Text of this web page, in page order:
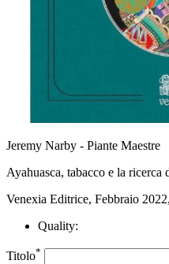
Jeremy Narby - Piante Maestre
Ayahuasca, tabacco e la ricerca
Venexia Editrice, Febbraio
Quality:
Titolo*